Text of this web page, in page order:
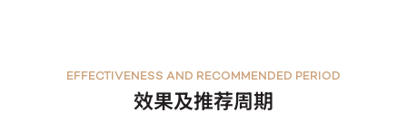
效果及推荐周期
EFFECTIVENESS AND RECOMMENDED PERIOD